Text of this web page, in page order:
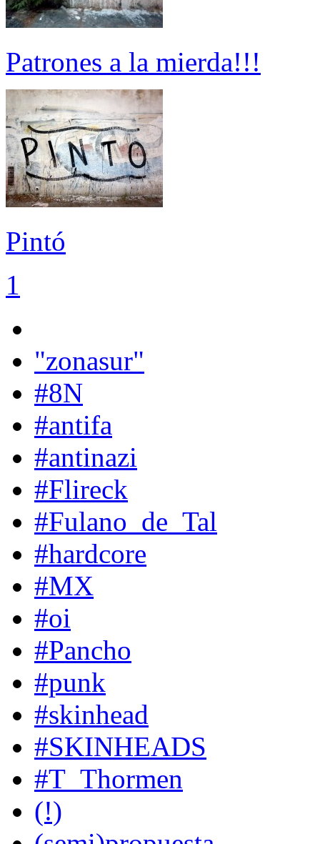
Patrones a la mierda!!!
Pintó
1
"zonasur"
#8N
#antifa
#antinazi
#Flireck
#Fulano_de_Tal
#hardcore
#MX
#oi
#Pancho
#punk
#skinhead
#SKINHEADS
#T_Thormen
(!)